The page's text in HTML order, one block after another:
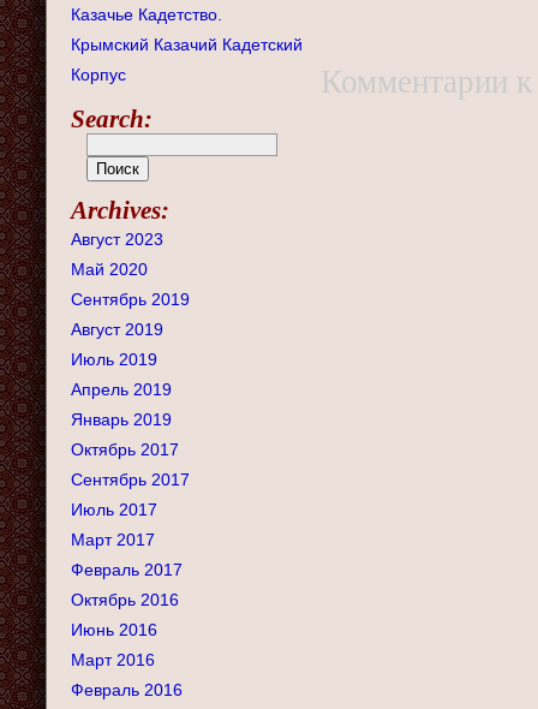
Казачье Кадетство.
Крымский Казачий Кадетский
Корпус
Search:
Archives:
Август 2023
Май 2020
Сентябрь 2019
Август 2019
Июль 2019
Апрель 2019
Январь 2019
Октябрь 2017
Сентябрь 2017
Июль 2017
Март 2017
Февраль 2017
Октябрь 2016
Июнь 2016
Март 2016
Февраль 2016
Комментарии